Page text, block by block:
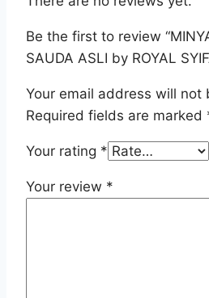
Be the first to review
SAUDA ASLI by ROYAL
Your email address will not
Required fields are marked
Your rating *
Your review *